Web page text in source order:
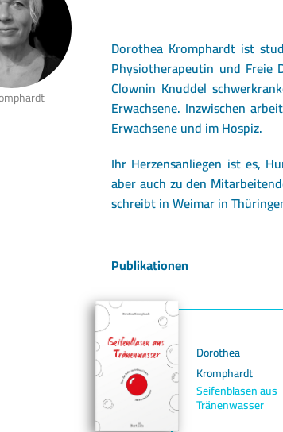
Dorothea Kromphardt ist
Physiotherapeutin und Freie
Clownin Knuddel
Erwachsene. Inzwischen
Erwachsene und im Hospiz.
Ihr Herzensanliegen ist es,
aber auch zu den
schreibt in Weimar in
Publikationen
Dorothea
Kromphardt
Seifenblasen aus
Tränenwasser